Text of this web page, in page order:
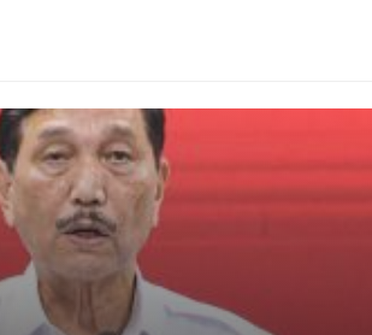
Purbaya dalam meningkatkan
ditindaklanjuti. Pelapor hanya
melalui WA.
6600, masyarakat dapat
(email)," tulis akun Instagram
masa jabatannya sebagai